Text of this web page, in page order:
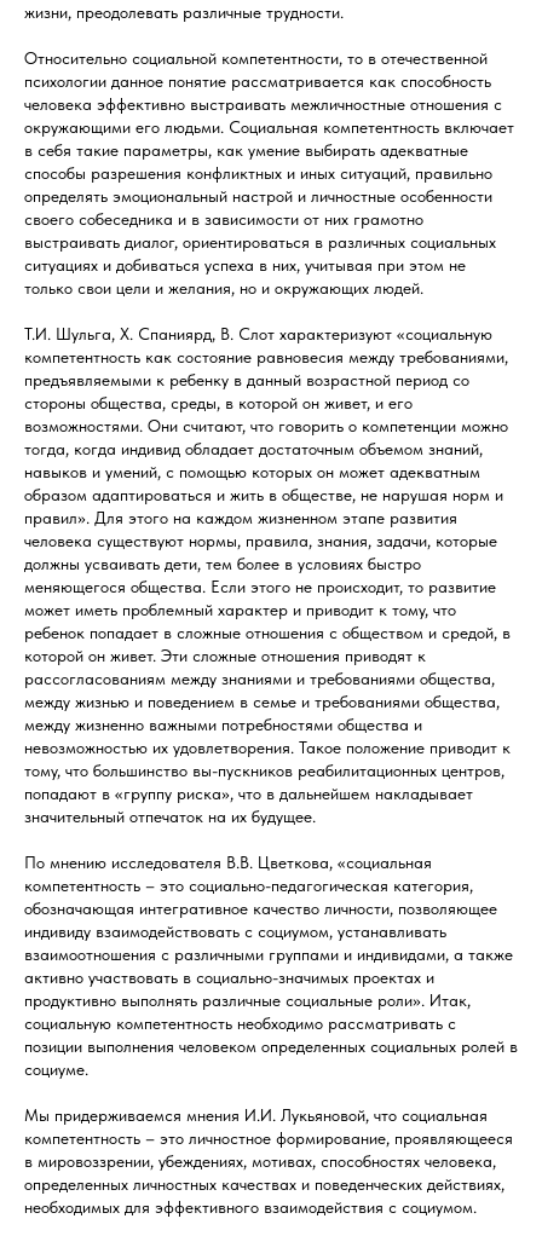
жизни, преодолевать различные трудности.
Относительно социальной компетентности, то в отечественной
психологии данное понятие рассматривается как способность
человека эффективно выстраивать межличностные отношения с
окружающими его людьми. Социальная компетентность включает
в себя такие параметры, как умение выбирать адекватные
способы разрешения конфликтных и иных ситуаций, правильно
определять эмоциональный настрой и личностные особенности
своего собеседника и в зависимости от них грамотно
выстраивать диалог, ориентироваться в различных социальных
ситуациях и добиваться успеха в них, учитывая при этом не
только свои цели и желания, но и окружающих людей.
Т.И. Шульга, Х. Спаниярд, В. Слот характеризуют «социальную
компетентность как состояние равновесия между требованиями,
предъявляемыми к ребенку в данный возрастной период со
стороны общества, среды, в которой он живет, и его
возможностями. Они считают, что говорить о компетенции можно
тогда, когда индивид обладает достаточным объемом знаний,
навыков и умений, с помощью которых он может адекватным
образом адаптироваться и жить в обществе, не нарушая норм и
правил». Для этого на каждом жизненном этапе развития
человека существуют нормы, правила, знания, задачи, которые
должны усваивать дети, тем более в условиях быстро
меняющегося общества. Если этого не происходит, то развитие
может иметь проблемный характер и приводит к тому, что
ребенок попадает в сложные отношения с обществом и средой, в
которой он живет. Эти сложные отношения приводят к
рассогласованиям между знаниями и требованиями общества,
между жизнью и поведением в семье и требованиями общества,
между жизненно важными потребностями общества и
невозможностью их удовлетворения. Такое положение приводит к
тому, что большинство вы-пускников реабилитационных центров,
попадают в «группу риска», что в дальнейшем накладывает
значительный отпечаток на их будущее.
По мнению исследователя В.В. Цветкова, «социальная
компетентность – это социально-педагогическая категория,
обозначающая интегративное качество личности, позволяющее
индивиду взаимодействовать с социумом, устанавливать
взаимоотношения с различными группами и индивидами, а также
активно участвовать в социально-значимых проектах и
продуктивно выполнять различные социальные роли». Итак,
социальную компетентность необходимо рассматривать с
позиции выполнения человеком определенных социальных ролей в
социуме.
Мы придерживаемся мнения И.И. Лукьяновой, что социальная
компетентность – это личностное формирование, проявляющееся
в мировоззрении, убеждениях, мотивах, способностях человека,
определенных личностных качествах и поведенческих действиях,
необходимых для эффективного взаимодействия с социумом.